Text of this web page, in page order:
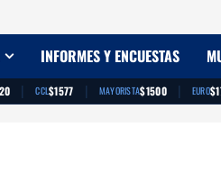
INFORMES Y ENCUESTAS
| CCL$1577 | MAYORISTA$1500 | EURO